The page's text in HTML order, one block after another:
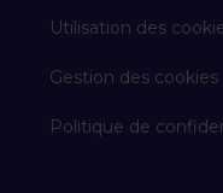
Utilisation des
Gestion des cookies
Politique de